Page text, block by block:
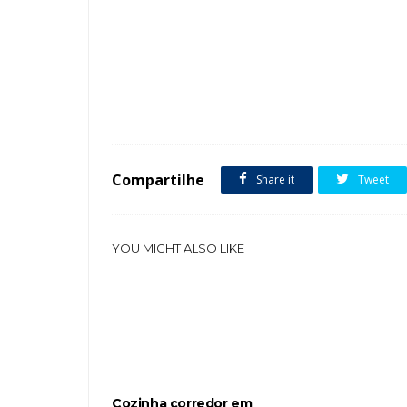
Compartilhe Share it Tweet
YOU MIGHT ALSO LIKE
Cozinha corredor em